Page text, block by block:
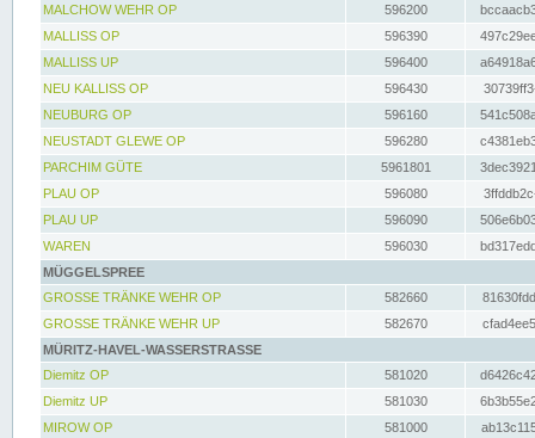
MALCHOW WEHR OP
596200
MALLISS OP
596390
MALLISS UP
596400
NEU KALLISS OP
596430
NEUBURG OP
596160
NEUSTADT GLEWE OP
596280
PARCHIM GÜTE
5961801
PLAU OP
596080
PLAU UP
596090
WAREN
596030
MÜGGELSPREE
GROSSE TRÄNKE WEHR OP
582660
GROSSE TRÄNKE WEHR UP
582670
MÜRITZ-HAVEL-WASSERSTRASSE
Diemitz OP
581020
Diemitz UP
581030
MIROW OP
581000